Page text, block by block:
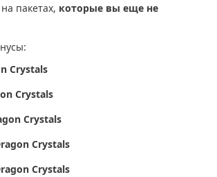
на пакетах, которые вы еще не
Crystals
Crystals
Crystals
Crystals
Crystals